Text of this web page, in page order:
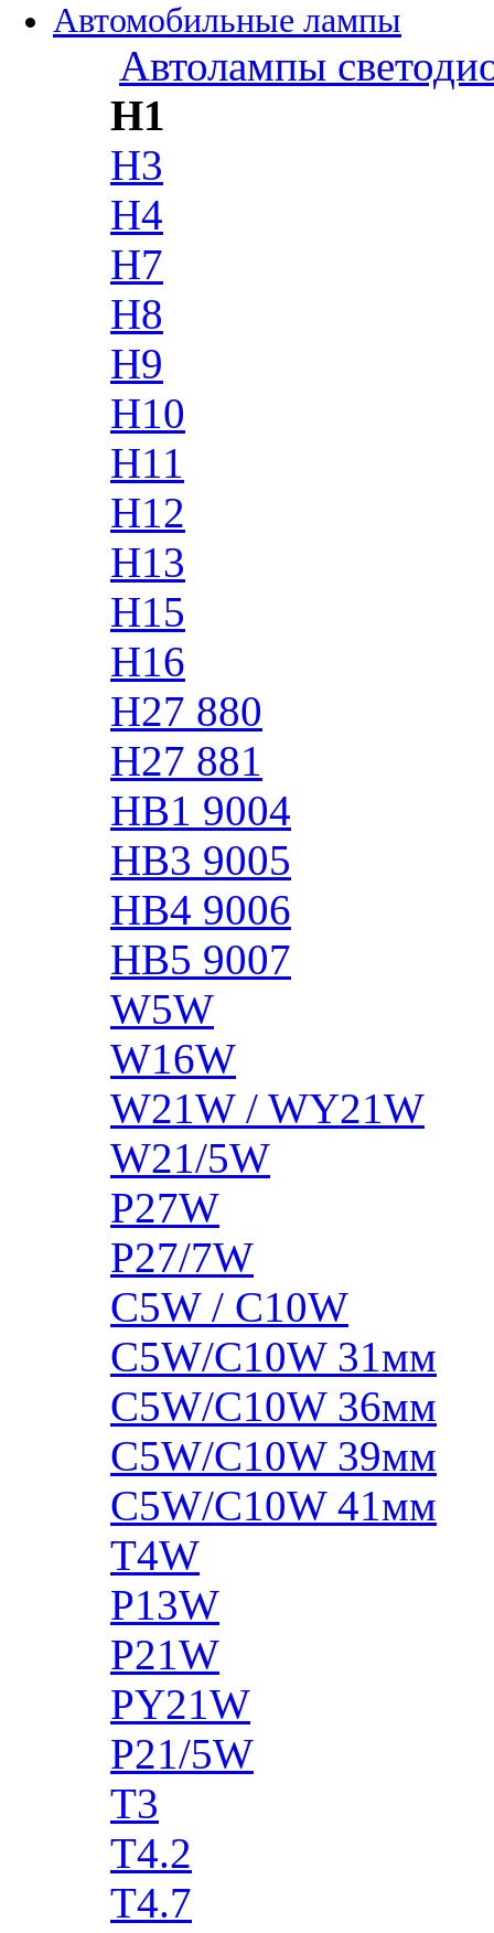
Автомобильные лампы
Автолампы
H1
H3
H4
H7
H8
H9
H10
H11
H12
H13
H15
H16
H27 880
H27 881
HB1 9004
HB3 9005
HB4 9006
HB5 9007
W5W
W16W
W21W / WY21W
W21/5W
P27W
P27/7W
C5W / C10W
C5W/C10W 31мм
C5W/C10W 36мм
C5W/C10W 39мм
C5W/C10W 41мм
T4W
P13W
P21W
PY21W
P21/5W
T3
T4.2
T4.7